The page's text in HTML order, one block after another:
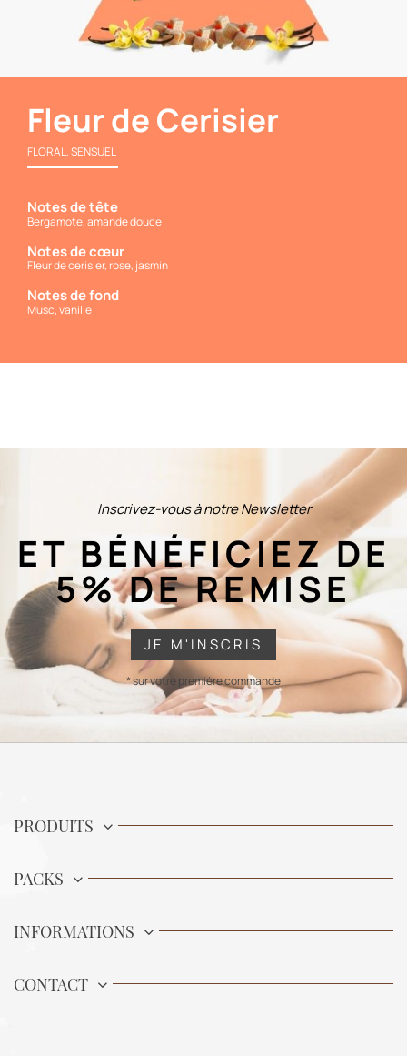
Fleur de Cerisier
FLORAL, SENSUEL
Notes de tête
Bergamote, amande douce
Notes de cœur
Fleur de cerisier, rose, jasmin
Notes de fond
Musc, vanille
Inscrivez-vous à notre Newsletter
ET BÉNÉFICIEZ DE
5% DE REMISE
JE M'INSCRIS
* sur votre première commande
PRODUITS
PACKS
INFORMATIONS
CONTACT